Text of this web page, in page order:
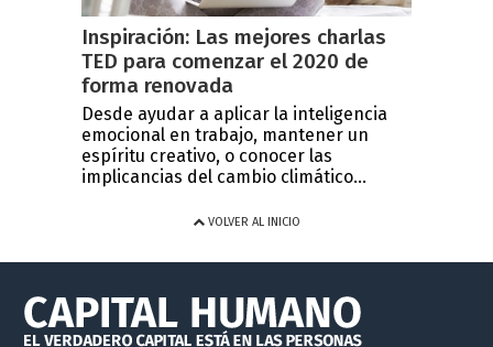
Inspiración: Las mejores charlas
TED para comenzar el 2020 de
forma renovada
Desde ayudar a aplicar la inteligencia
emocional en trabajo, mantener un
espíritu creativo, o conocer las
implicancias del cambio climático...
VOLVER AL INICIO